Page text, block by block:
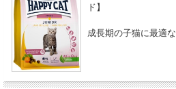
ド】
成長期の子猫に最適